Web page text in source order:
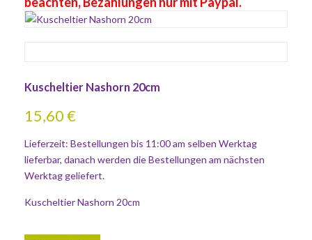
Kuscheltier Nashorn 20cm
15,60 €
Lieferzeit: Bestellungen bis 11:00 am selben Werktag
lieferbar, danach werden die Bestellungen am nächsten
Werktag geliefert.
Kuscheltier Nashorn 20cm